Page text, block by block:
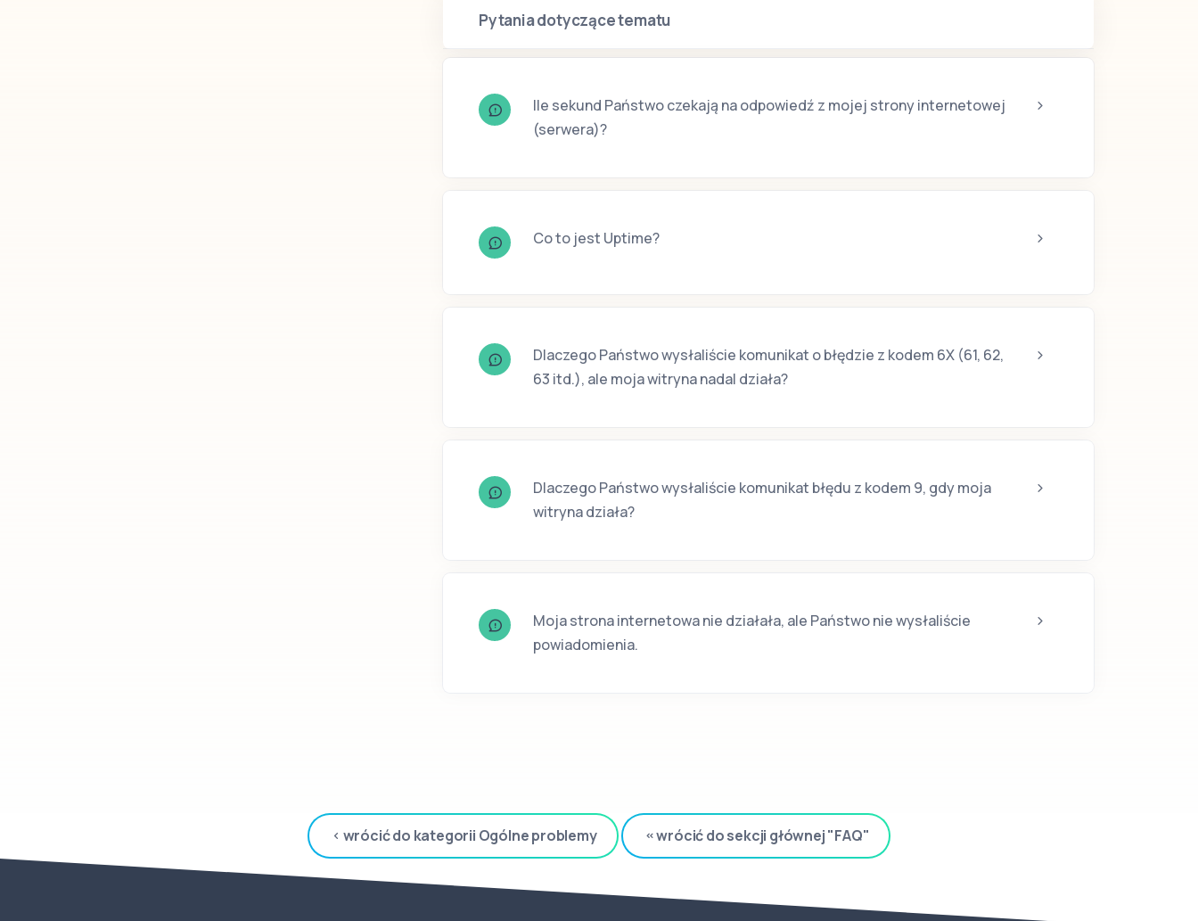
Pytania dotyczące tematu
Ile sekund Państwo czekają na odpowiedź z mojej strony internetowej
(serwera)?
Co to jest Uptime?
Dlaczego Państwo wysłaliście komunikat o błędzie z kodem 6X (61, 62,
63 itd.), ale moja witryna nadal działa?
Dlaczego Państwo wysłaliście komunikat błędu z kodem 9, gdy moja
witryna działa?
Moja strona internetowa nie działała, ale Państwo nie wysłaliście
powiadomienia.
wrócić do kategorii Ogólne problemy wrócić do sekcji głównej "FAQ"